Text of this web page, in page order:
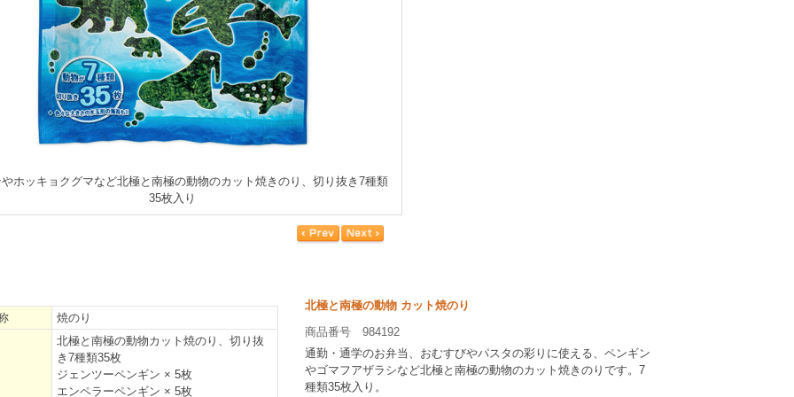
ホッキョクグマなど北極と南極の動物のカット焼きのり、切り抜き7種類
35枚入り
焼のり
北極と南極の動物カット焼のり、切り抜
き7種類35枚
ジェンツーペンギン × 5枚
エンペラーペンギン × 5枚
北極と南極の動物 カット焼のり
商品番号 984192
通勤・通学のお弁当、おむすびやパスタの彩りに使える、ペンギン
やゴマフアザラシなど北極と南極の動物のカット焼きのりです。7
種類35枚入り。